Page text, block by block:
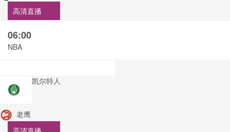
高清直播
06:00
NBA
凯尔特人
老鹰